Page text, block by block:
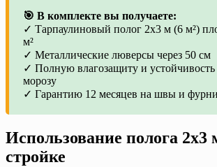
🎯 В комплекте вы получаете:
✓ Тарпаулиновый полог 2х3 м (6 м²)
м²
✓ Металлические люверсы через 50 см
✓ Полную влагозащиту и
морозу
✓ Гарантию 12 месяцев на швы и
Использование полога 2х3
стройке